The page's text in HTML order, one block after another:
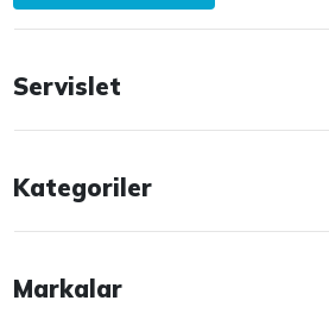
Servislet
Kategoriler
Markalar